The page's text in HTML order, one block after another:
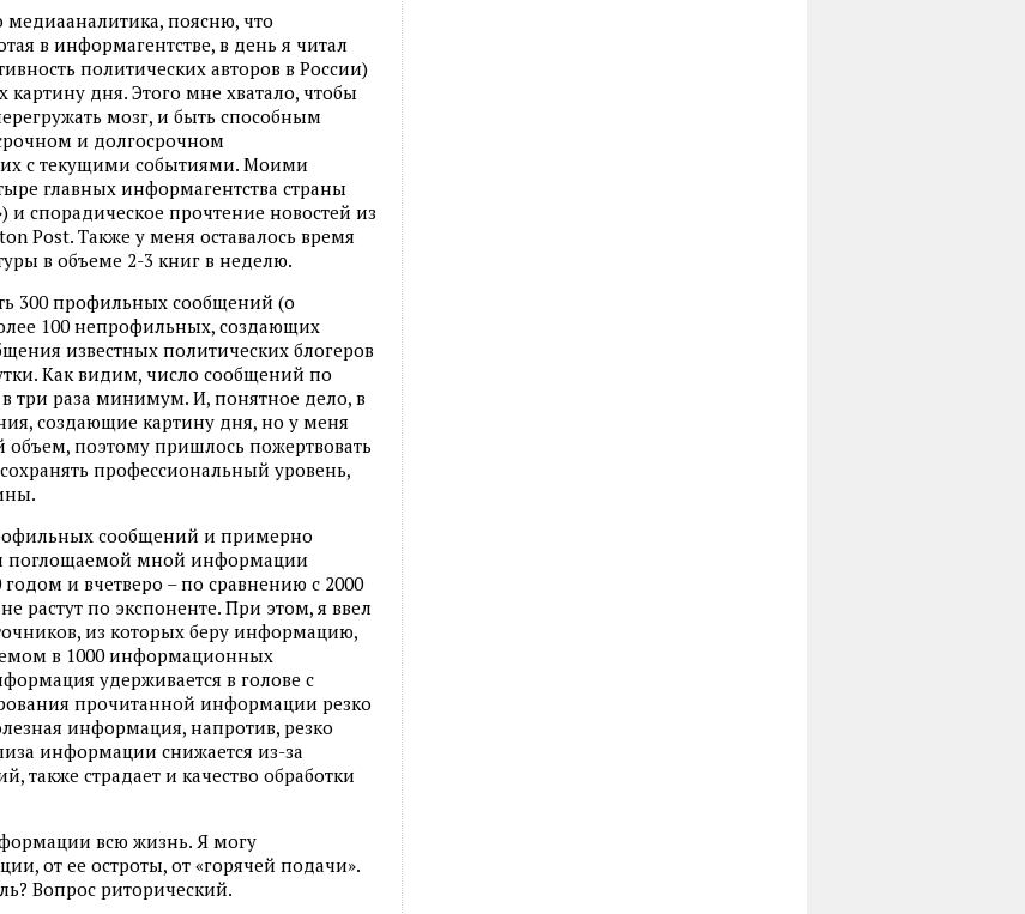
поясню, что
в информагентстве, в день я читал
политических авторов в России)
дня. Этого мне хватало, чтобы
мозг, и быть способным
и долгосрочном
с текущими событиями. Моими
главных информагентства страны
спорадическое прочтение новостей из
Post. Также у меня оставалось время
в объеме 2-3 книг в неделю.
300 профильных сообщений (о
100 непрофильных, создающих
известных политических блогеров
Как видим, число сообщений по
три раза минимум. И, понятное дело, в
создающие картину дня, но у меня
объем, поэтому пришлось пожертвовать
профессиональный уровень,
сообщений и примерно
поглощаемой мной информации
и вчетверо – по сравнению с 2000
растут по экспоненте. При этом, я ввел
из которых беру информацию,
в 1000 информационных
удерживается в голове с
прочитанной информации резко
информация, напротив, резко
информации снижается из-за
страдает и качество обработки
всю жизнь. Я могу
от ее остроты, от «горячей подачи».
Вопрос риторический.